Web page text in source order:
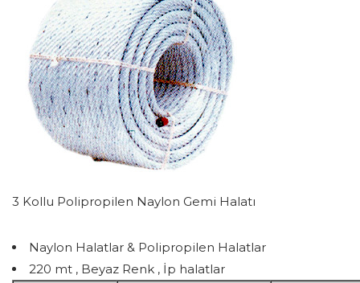
3 Kollu Polipropilen Naylon Gemi Halatı
Naylon Halatlar & Polipropilen Halatlar
220 mt , Beyaz Renk , İp halatlar